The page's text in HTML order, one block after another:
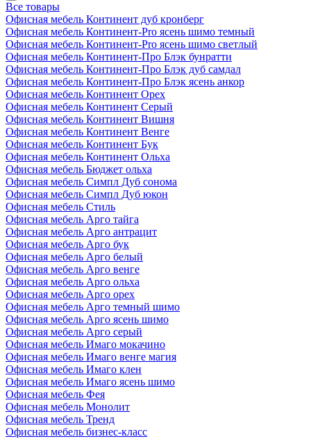
Все товары
Офисная мебель Континент дуб кронберг
Офисная мебель Континент-Pro ясень шимо темный
Офисная мебель Континент-Pro ясень шимо светлый
Офисная мебель Континент-Про Блэк бунратти
Офисная мебель Континент-Про Блэк дуб самдал
Офисная мебель Континент-Про Блэк ясень анкор
Офисная мебель Континент Орех
Офисная мебель Континент Серый
Офисная мебель Континент Вишня
Офисная мебель Континент Венге
Офисная мебель Континент Бук
Офисная мебель Континент Ольха
Офисная мебель Бюджет ольха
Офисная мебель Симпл Дуб сонома
Офисная мебель Симпл Дуб юкон
Офисная мебель Стиль
Офисная мебель Арго тайга
Офисная мебель Арго антрацит
Офисная мебель Арго бук
Офисная мебель Арго белый
Офисная мебель Арго венге
Офисная мебель Арго ольха
Офисная мебель Арго орех
Офисная мебель Арго темный шимо
Офисная мебель Арго ясень шимо
Офисная мебель Арго серый
Офисная мебель Имаго мокачино
Офисная мебель Имаго венге магия
Офисная мебель Имаго клен
Офисная мебель Имаго ясень шимо
Офисная мебель Фея
Офисная мебель Монолит
Офисная мебель Тренд
Офисная мебель бизнес-класс